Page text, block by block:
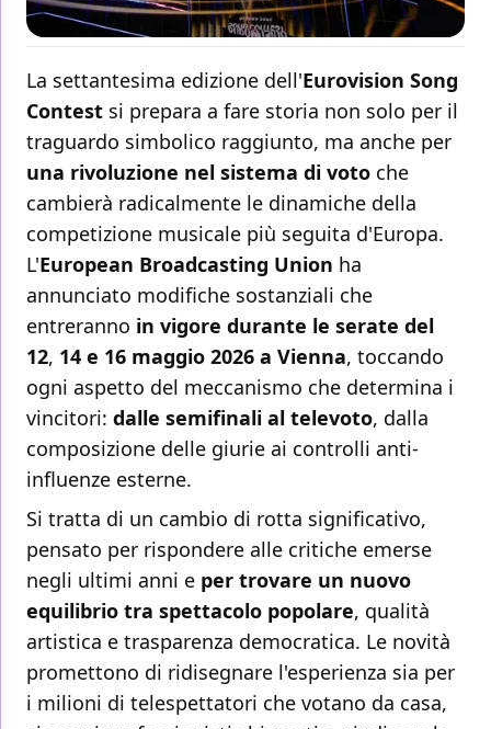
La settantesima edizione dell'Eurovision Song
Contest si prepara a fare storia non solo per il
traguardo simbolico raggiunto, ma anche per
una rivoluzione nel sistema di voto che
cambierà radicalmente le dinamiche della
competizione musicale più seguita d'Europa.
L'European Broadcasting Union ha
annunciato modifiche sostanziali che
entreranno in vigore durante le serate del
12, 14 e 16 maggio 2026 a Vienna, toccando
ogni aspetto del meccanismo che determina i
vincitori: dalle semifinali al televoto, dalla
composizione delle giurie ai controlli anti-
influenze esterne.
Si tratta di un cambio di rotta significativo,
pensato per rispondere alle critiche emerse
negli ultimi anni e per trovare un nuovo
equilibrio tra spettacolo popolare, qualità
artistica e trasparenza democratica. Le novità
promettono di ridisegnare l'esperienza sia per
i milioni di telespettatori che votano da casa,